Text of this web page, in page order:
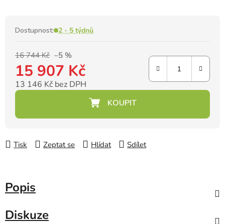
Dostupnost: 2 - 5 týdnů
16 744 Kč –5 %
15 907 Kč
13 146 Kč bez DPH
Tisk Zeptat se Hlídat Sdílet
Popis
Diskuze